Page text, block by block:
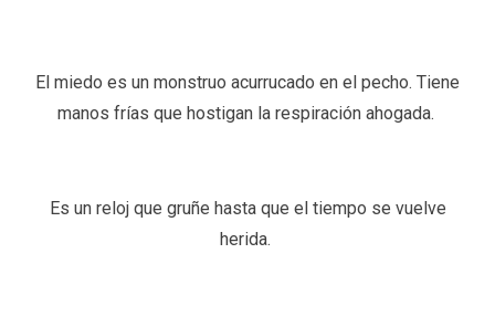
El miedo es un monstruo acurrucado en el pecho. Tiene
manos frías que hostigan la respiración ahogada.
Es un reloj que gruñe hasta que el tiempo se vuelve
herida.